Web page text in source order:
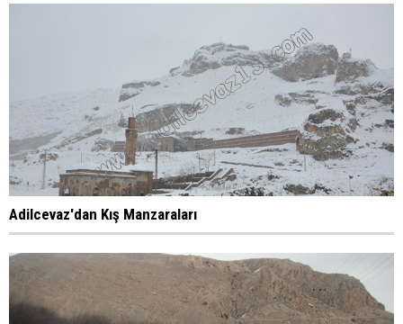
Adilcevaz'dan Kış Manzaraları